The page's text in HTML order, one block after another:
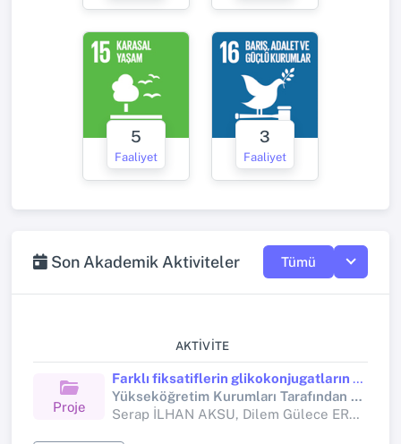
5
Faaliyet
3
Faaliyet
Son Akademik Aktiviteler Tümü
AKTIVITE
Proje
Farklı fiksatiflerin glikokonjugatların belirlenmesi üzerindeki etkilerinin karşılaştırmalı olarak incelenmesi
Yükseköğretim Kurumları Tarafından Destekli Bilimsel Araştırma Projesi
Serap İLHAN AKSU, Dilem Gülece ERMUTLU, Rumeysa Nur ASLAN, Serap KORAL TAŞÇI, Turgay DEPREM, Şahin ASLAN